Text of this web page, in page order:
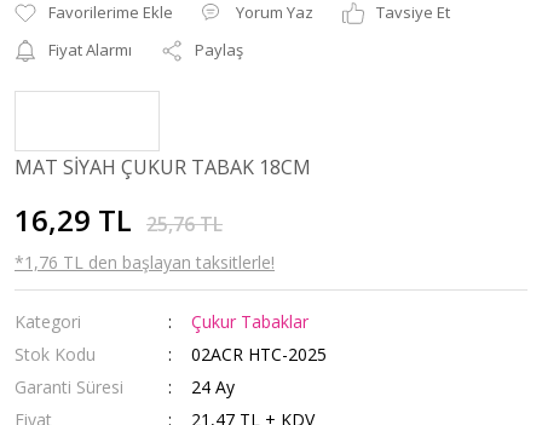
Yorum Yaz
Tavsiye Et
Fiyat Alarmı
Paylaş
MAT SİYAH ÇUKUR TABAK 18CM
16,29 TL 25,76 TL
*1,76 TL den başlayan taksitlerle!
Kategori
Çukur Tabaklar
Stok Kodu
02ACR HTC-2025
Garanti Süresi
24 Ay
Fiyat
21,47 TL + KDV